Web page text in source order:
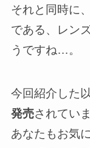
それと同時に
である、レン
うですね…。
今回紹介した
発売されていま
あなたもお気